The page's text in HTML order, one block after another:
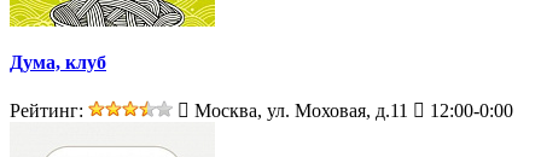
Дума, клуб
Рейтинг: Москва, ул. Моховая, д.11 12:00-0:00